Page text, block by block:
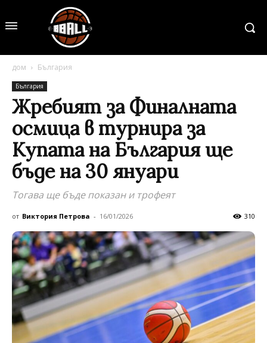
дом България
България
Жребият за Финалната
осмица в турнира за
Купата на България ще
бъде на 30 януари
Тогава ще бъде показан и трофеят
от Виктория Петрова - 16/01/2026 310